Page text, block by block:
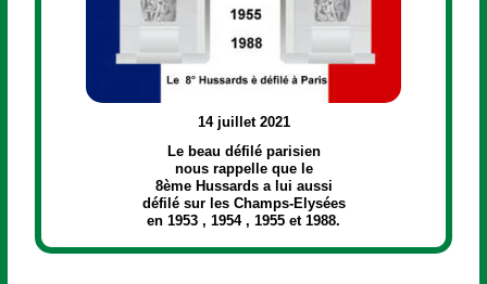
14 juillet 2021
Le beau défilé parisien
nous rappelle que le
8ème Hussards a lui aussi
défilé sur les Champs-Elysées
en 1953 , 1954 , 1955 et 1988.